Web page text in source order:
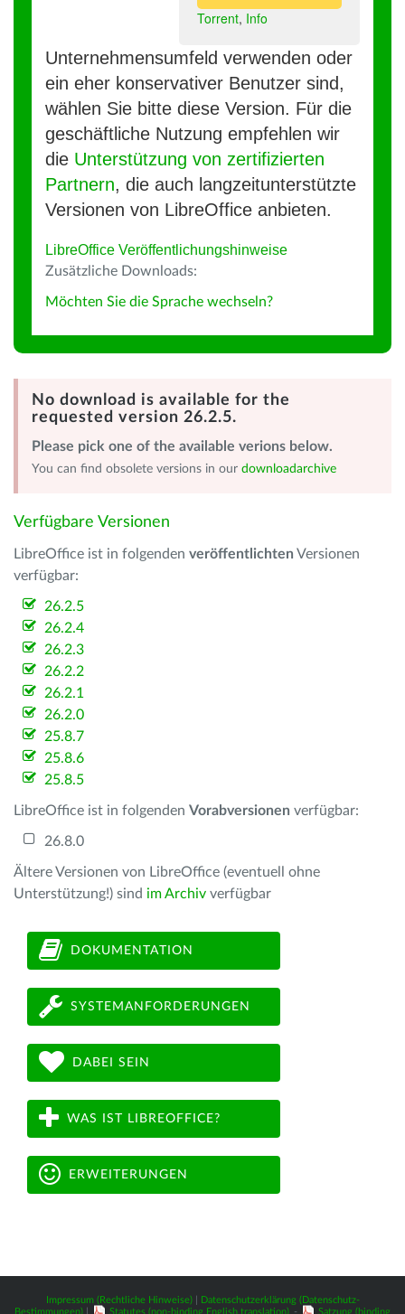
Torrent, Info
Unternehmensumfeld verwenden oder
ein eher konservativer Benutzer sind,
wählen Sie bitte diese Version. Für die
geschäftliche Nutzung empfehlen wir
die Unterstützung von zertifizierten
Partnern, die auch langzeitunterstützte
Versionen von LibreOffice anbieten.
LibreOffice Veröffentlichungshinweise
Zusätzliche Downloads:
Möchten Sie die Sprache wechseln?
No download is available for the
requested version 26.2.5.
Please pick one of the available verions below.
You can find obsolete versions in our downloadarchive
Verfügbare Versionen
LibreOffice ist in folgenden veröffentlichten Versionen
verfügbar:
26.2.5
26.2.4
26.2.3
26.2.2
26.2.1
26.2.0
25.8.7
25.8.6
25.8.5
LibreOffice ist in folgenden Vorabversionen verfügbar:
26.8.0
Ältere Versionen von LibreOffice (eventuell ohne
Unterstützung!) sind im Archiv verfügbar
DOKUMENTATION
SYSTEMANFORDERUNGEN
DABEI SEIN
WAS IST LIBREOFFICE?
ERWEITERUNGEN
Impressum (Rechtliche Hinweise)|
Datenschutzerklärung (Datenschutz-
Bestimmungen)
Statutes (non-binding English translation) - Satzung (binding